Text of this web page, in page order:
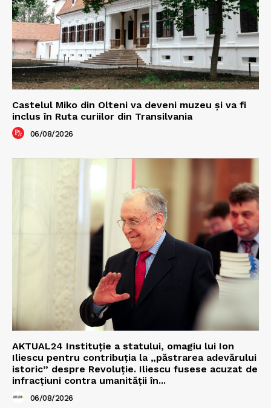
Castelul Miko din Olteni va deveni muzeu şi va fi
inclus în Ruta curiilor din Transilvania
06/08/2026
AKTUAL24 Instituție a statului, omagiu lui Ion
Iliescu pentru contribuția la „păstrarea adevărului
istoric” despre Revoluție. Iliescu fusese acuzat de
infracțiuni contra umanității în...
06/08/2026